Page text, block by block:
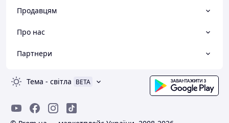
Продавцям
Про нас
Партнери
Тема - світла BETA